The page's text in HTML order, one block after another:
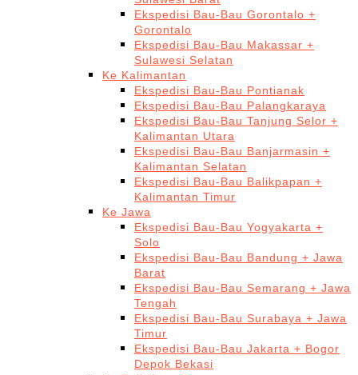
Ekspedisi Bau-Bau Gorontalo +
Gorontalo
Ekspedisi Bau-Bau Makassar +
Sulawesi Selatan
Ke Kalimantan
Ekspedisi Bau-Bau Pontianak
Ekspedisi Bau-Bau Palangkaraya
Ekspedisi Bau-Bau Tanjung Selor +
Kalimantan Utara
Ekspedisi Bau-Bau Banjarmasin +
Kalimantan Selatan
Ekspedisi Bau-Bau Balikpapan +
Kalimantan Timur
Ke Jawa
Ekspedisi Bau-Bau Yogyakarta +
Solo
Ekspedisi Bau-Bau Bandung + Jawa
Barat
Ekspedisi Bau-Bau Semarang + Jawa
Tengah
Ekspedisi Bau-Bau Surabaya + Jawa
Timur
Ekspedisi Bau-Bau Jakarta + Bogor
Depok Bekasi